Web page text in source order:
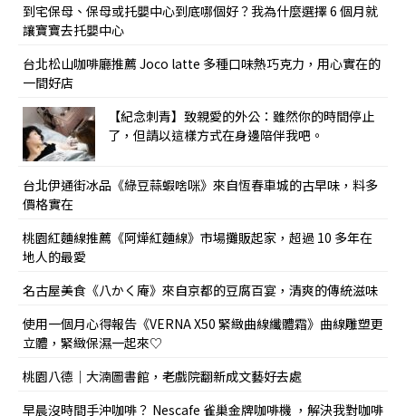
到宅保母、保母或托嬰中心到底哪個好？我為什麼選擇 6 個月就
讓寶寶去托嬰中心
台北松山咖啡廳推薦 Joco latte 多種口味熱巧克力，用心實在的
一間好店
【紀念刺青】致親愛的外公：雖然你的時間停止
了，但請以這樣方式在身邊陪伴我吧。
台北伊通街冰品《綠豆蒜蝦啥咪》來自恆春車城的古早味，料多
價格實在
桃園紅麵線推薦《阿燁紅麵線》市場攤販起家，超過 10 多年在
地人的最愛
名古屋美食《八かく庵》來自京都的豆腐百宴，清爽的傳統滋味
使用一個月心得報告《VERNA X50 緊緻曲線纖體霜》曲線雕塑更
立體，緊緻保濕一起來♡
桃園八德｜大湳圖書館，老戲院翻新成文藝好去處
早晨沒時間手沖咖啡？ Nescafe 雀巢金牌咖啡機 ，解決我對咖啡